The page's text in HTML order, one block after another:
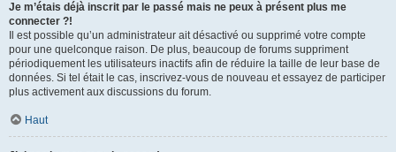
Je m’étais déjà inscrit par le passé mais ne peux à présent plus me
connecter ?!
Il est possible qu’un administrateur ait désactivé ou supprimé votre compte
pour une quelconque raison. De plus, beaucoup de forums suppriment
périodiquement les utilisateurs inactifs afin de réduire la taille de leur base de
données. Si tel était le cas, inscrivez-vous de nouveau et essayez de participer
plus activement aux discussions du forum.
Haut